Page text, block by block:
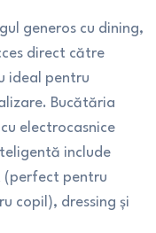
generos cu dining,
direct către
ideal pentru
Bucătăria
electrocasnice
include
(perfect pentru
copil), dressing și